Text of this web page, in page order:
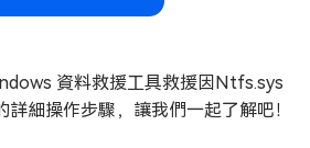
資料救援工具救援因Ntfs.sys
細操作步驟，讓我們一起了解吧！